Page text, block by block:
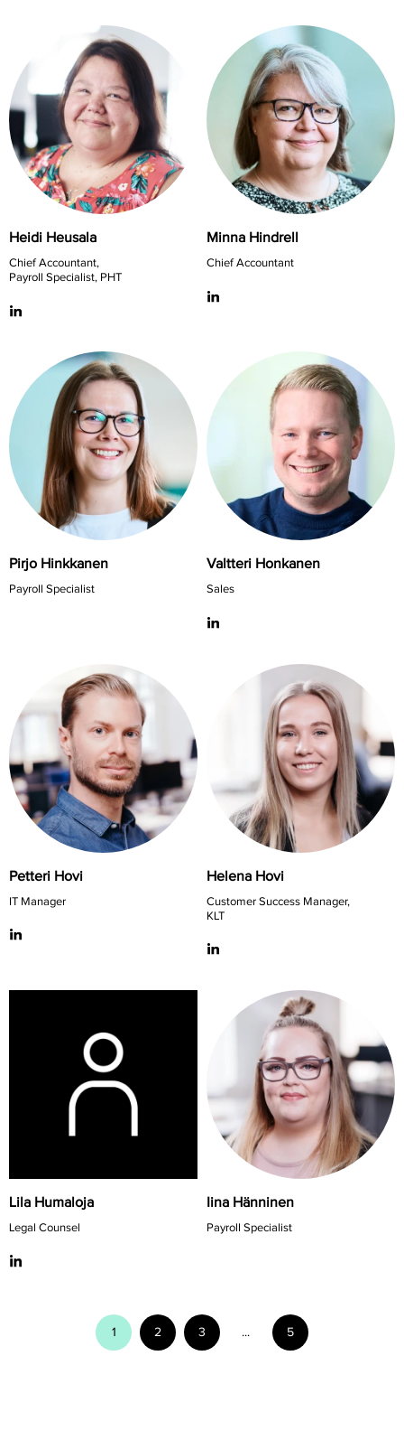
Heidi Heusala
Chief Accountant,
Payroll Specialist, PHT
Minna Hindrell
Chief Accountant
Pirjo Hinkkanen
Payroll Specialist
Valtteri Honkanen
Sales
Petteri Hovi
IT Manager
Helena Hovi
Customer Success Manager,
KLT
Lila Humaloja
Legal Counsel
Iina Hänninen
Payroll Specialist
1 2 3 ... 5